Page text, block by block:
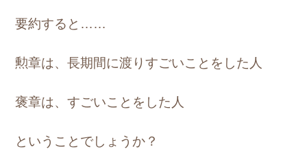
要約すると……
勲章は、長期間に渡りすごいことをした人
褒章は、すごいことをした人
ということでしょうか？